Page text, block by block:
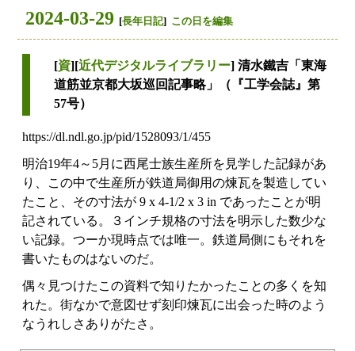
2024-03-29 [長年日記] この日を編集
[資][近代デジタルライブラリー] 清水鐵吉「東海
道筋並京都大坂巡回記事略」（『工学会誌』第
57号）
https://dl.ndl.go.jp/pid/1528093/1/455
明治19年4～5月に西尾士族生産所を見学した記録があ
り、この中で生産所が鉄道局御用の煉瓦を製造してい
たこと、その寸法が 9 x 4-1/2 x 3 in であったことが明
記されている。３インチ規格の寸法を明示した数少な
い記録。つーか現時点では唯一。鉄道局側にもそれを
書いたものはないのだ。
偶々見つけたこの資料で知りたかったことの多くを知
れた。街なかで意図せず刻印煉瓦に出会った時のよう
なうれしさありがたさ。